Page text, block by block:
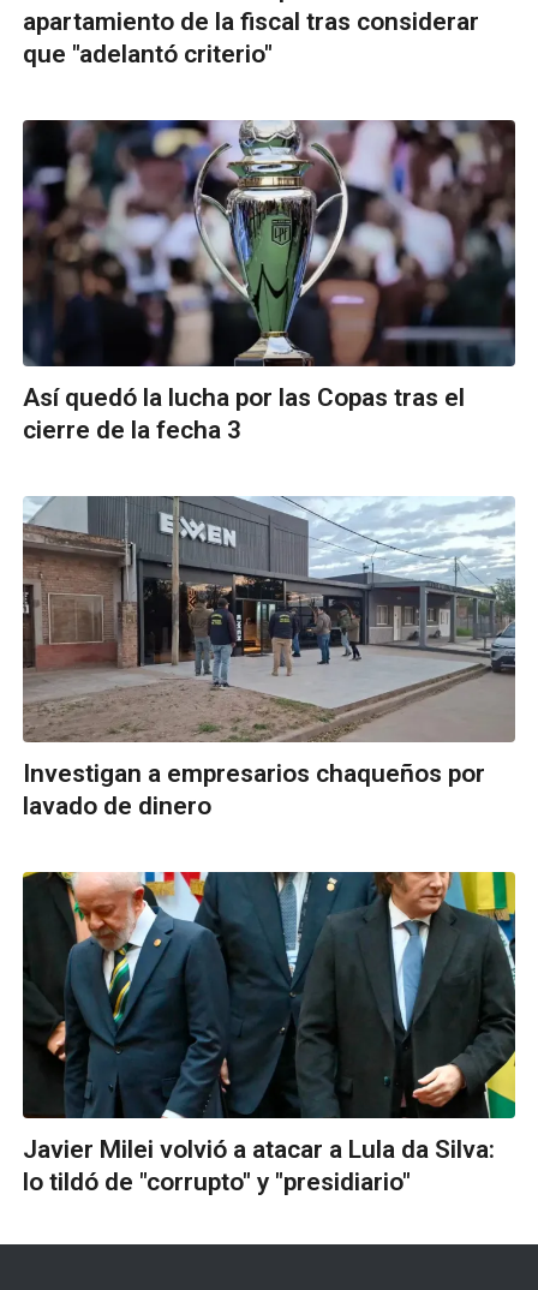
apartamiento de la fiscal tras considerar
que "adelantó criterio"
Así quedó la lucha por las Copas tras el
cierre de la fecha 3
Investigan a empresarios chaqueños por
lavado de dinero
Javier Milei volvió a atacar a Lula da Silva:
lo tildó de "corrupto" y "presidiario"